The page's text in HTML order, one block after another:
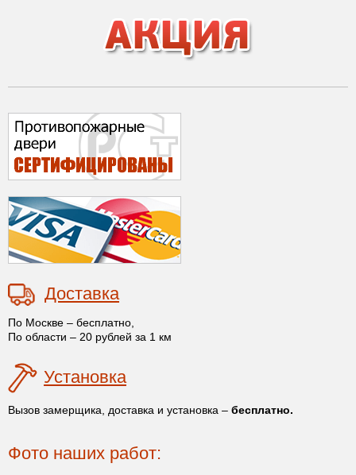
Доставка
По Москве – бесплатно,
По области – 20 рублей за 1 км
Установка
Вызов замерщика, доставка и установка – бесплатно.
Фото наших работ: